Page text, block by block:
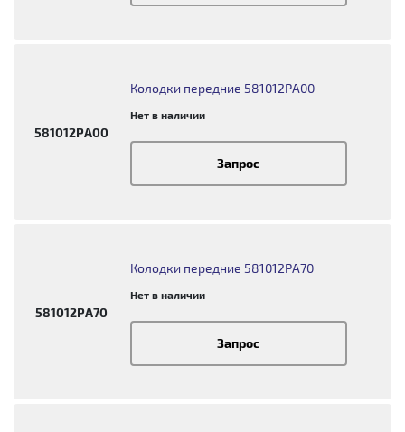
581012PA00
Колодки передние 581012PA00
Нет в наличии
Запрос
581012PA70
Колодки передние 581012PA70
Нет в наличии
Запрос